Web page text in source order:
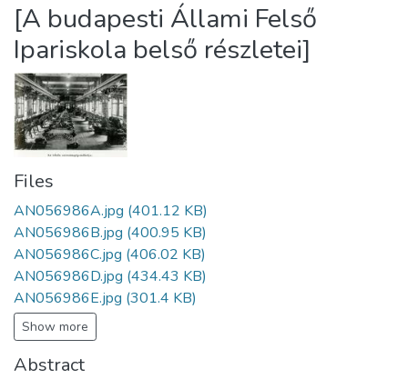
Statistics
About us
[A budapesti Állami Felső
Ipariskola belső részletei]
Files
AN056986A.jpg (401.12 KB)
AN056986B.jpg (400.95 KB)
AN056986C.jpg (406.02 KB)
AN056986D.jpg (434.43 KB)
AN056986E.jpg (301.4 KB)
Show more
Abstract